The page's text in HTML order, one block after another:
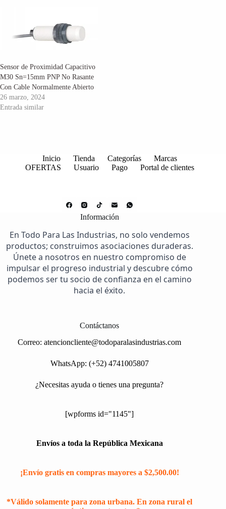
Sensor de Proximidad Capacitivo
M30 Sn=15mm PNP No Rasante
Con Cable Normalmente Abierto
26 marzo, 2024
Entrada similar
Inicio Tienda Categorías
Marcas
OFERTAS
Usuario Pago Portal de clientes
Información
En Todo Para Las Industrias, no solo vendemos
productos; construimos asociaciones duraderas.
Únete a nosotros en nuestro compromiso de
impulsar el progreso industrial y descubre cómo
podemos ser tu socio de confianza en el camino
hacia el éxito.
Contáctanos
Correo:atencioncliente@todoparalasindustrias.com
WhatsApp: (+52) 4741005807
¿Necesitas ayuda o tienes una pregunta?
[wpforms id="1145"]
Envíos a toda la República Mexicana
¡Envío gratis en compras mayores a $2,500.00!
*Válido solamente para zona urbana. En zona rural el